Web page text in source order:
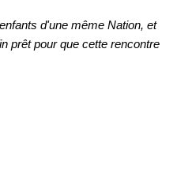
d'une même Nation, et
prêt pour que cette rencontre